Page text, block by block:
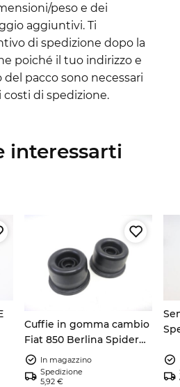
peso e dei
aggiuntivi. Ti
di spedizione dopo la
poiché il tuo indirizzo e
pacco sono necessari
costi di spedizione.
interessarti
Cuffie in gomma cambio
Fiat 850 Berlina Spider
Coupe 900 TE 4093455
In magazzino
Spedizione
5,92 €